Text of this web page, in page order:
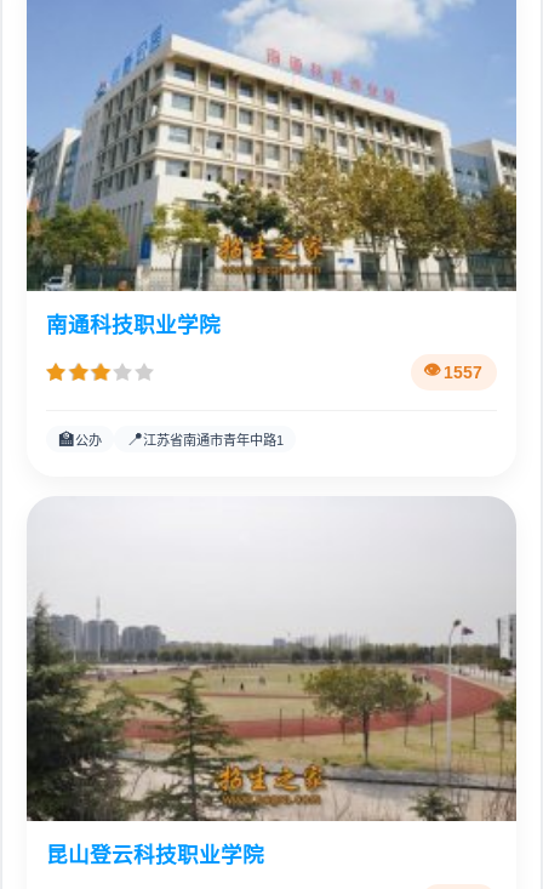
南通科技职业学院
1557
🏫公办 📍江苏省南通市青年中路1
昆山登云科技职业学院